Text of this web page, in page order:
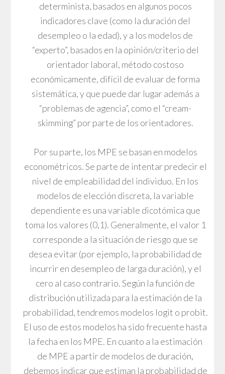
determinista, basados en algunos pocos
indicadores clave (como la duración del
desempleo o la edad), y a los modelos de
“experto”, basados en la opinión/criterio del
orientador laboral, método costoso
económicamente, difícil de evaluar de forma
sistemática, y que puede dar lugar además a
“problemas de agencia”, como el “cream-
skimming” por parte de los orientadores.
Por su parte, los MPE se basan en modelos
econométricos. Se parte de intentar predecir el
nivel de empleabilidad del individuo. En los
modelos de elección discreta, la variable
dependiente es una variable dicotómica que
toma los valores (0,1). Generalmente, el valor 1
corresponde a la situación de riesgo que se
desea evitar (por ejemplo, la probabilidad de
incurrir en desempleo de larga duración), y el
cero al caso contrario. Según la función de
distribución utilizada para la estimación de la
probabilidad, tendremos modelos logit o probit.
El uso de estos modelos ha sido frecuente hasta
la fecha en los MPE. En cuanto a la estimación
de MPE a partir de modelos de duración,
debemos indicar que estiman la probabilidad de